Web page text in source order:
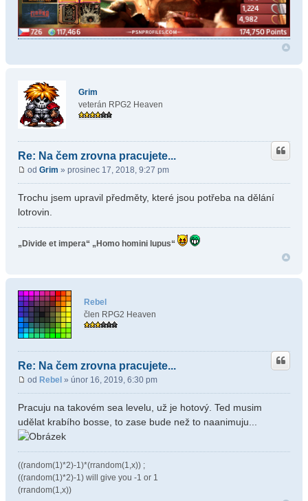
Grim
veterán RPG2 Heaven
Re: Na čem zrovna pracujete...
od Grim » prosinec 17, 2018, 9:27 pm
Trochu jsem upravil předměty, které jsou potřeba na dělání
lotrovin.
„Divide et impera“ „Homo homini lupus“
Rebel
člen RPG2 Heaven
Re: Na čem zrovna pracujete...
od Rebel » únor 16, 2019, 6:30 pm
Pracuju na takovém sea levelu, už je hotový. Ted musim
udělat krabího bosse, to zase bude než to naanimuju...
((random(1)*2)-1)*(rrandom(1,x)) ;
((random(1)*2)-1) will give you -1 or 1
(rrandom(1,x))